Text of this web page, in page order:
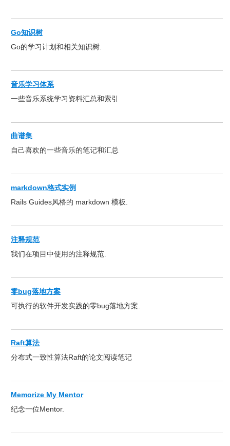
Go知识树
Go的学习计划和相关知识树.
音乐学习体系
一些音乐系统学习资料汇总和索引
曲谱集
自己喜欢的一些音乐的笔记和汇总
markdown格式实例
Rails Guides风格的 markdown 模板.
注释规范
我们在项目中使用的注释规范.
零bug落地方案
可执行的软件开发实践的零bug落地方案.
Raft算法
分布式一致性算法Raft的论文阅读笔记
Memorize My Mentor
纪念一位Mentor.